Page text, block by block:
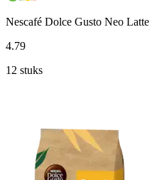
Nescafé Dolce Gusto Neo
4.79
12 stuks